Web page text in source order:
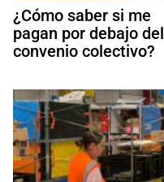
¿Cómo saber si me
pagan por debajo del
convenio colectivo?